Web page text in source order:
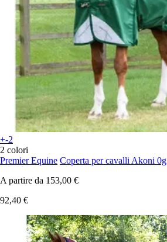
+-2
2 colori
Premier Equine Coperta per cavalli Akoni 0g
A partire da 153,00 €
92,40 €